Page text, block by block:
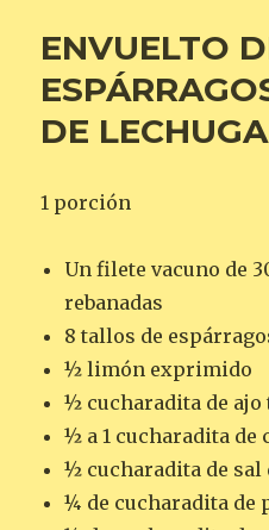
ENVUELTO
DE LECHUGA
1 porción
Un filete vacuno de
rebanadas
8 tallos de
½ limón exprimido
½ cucharadita de
½ a 1 cucharadita
½ cucharadita de sal
¼ de cucharadita de